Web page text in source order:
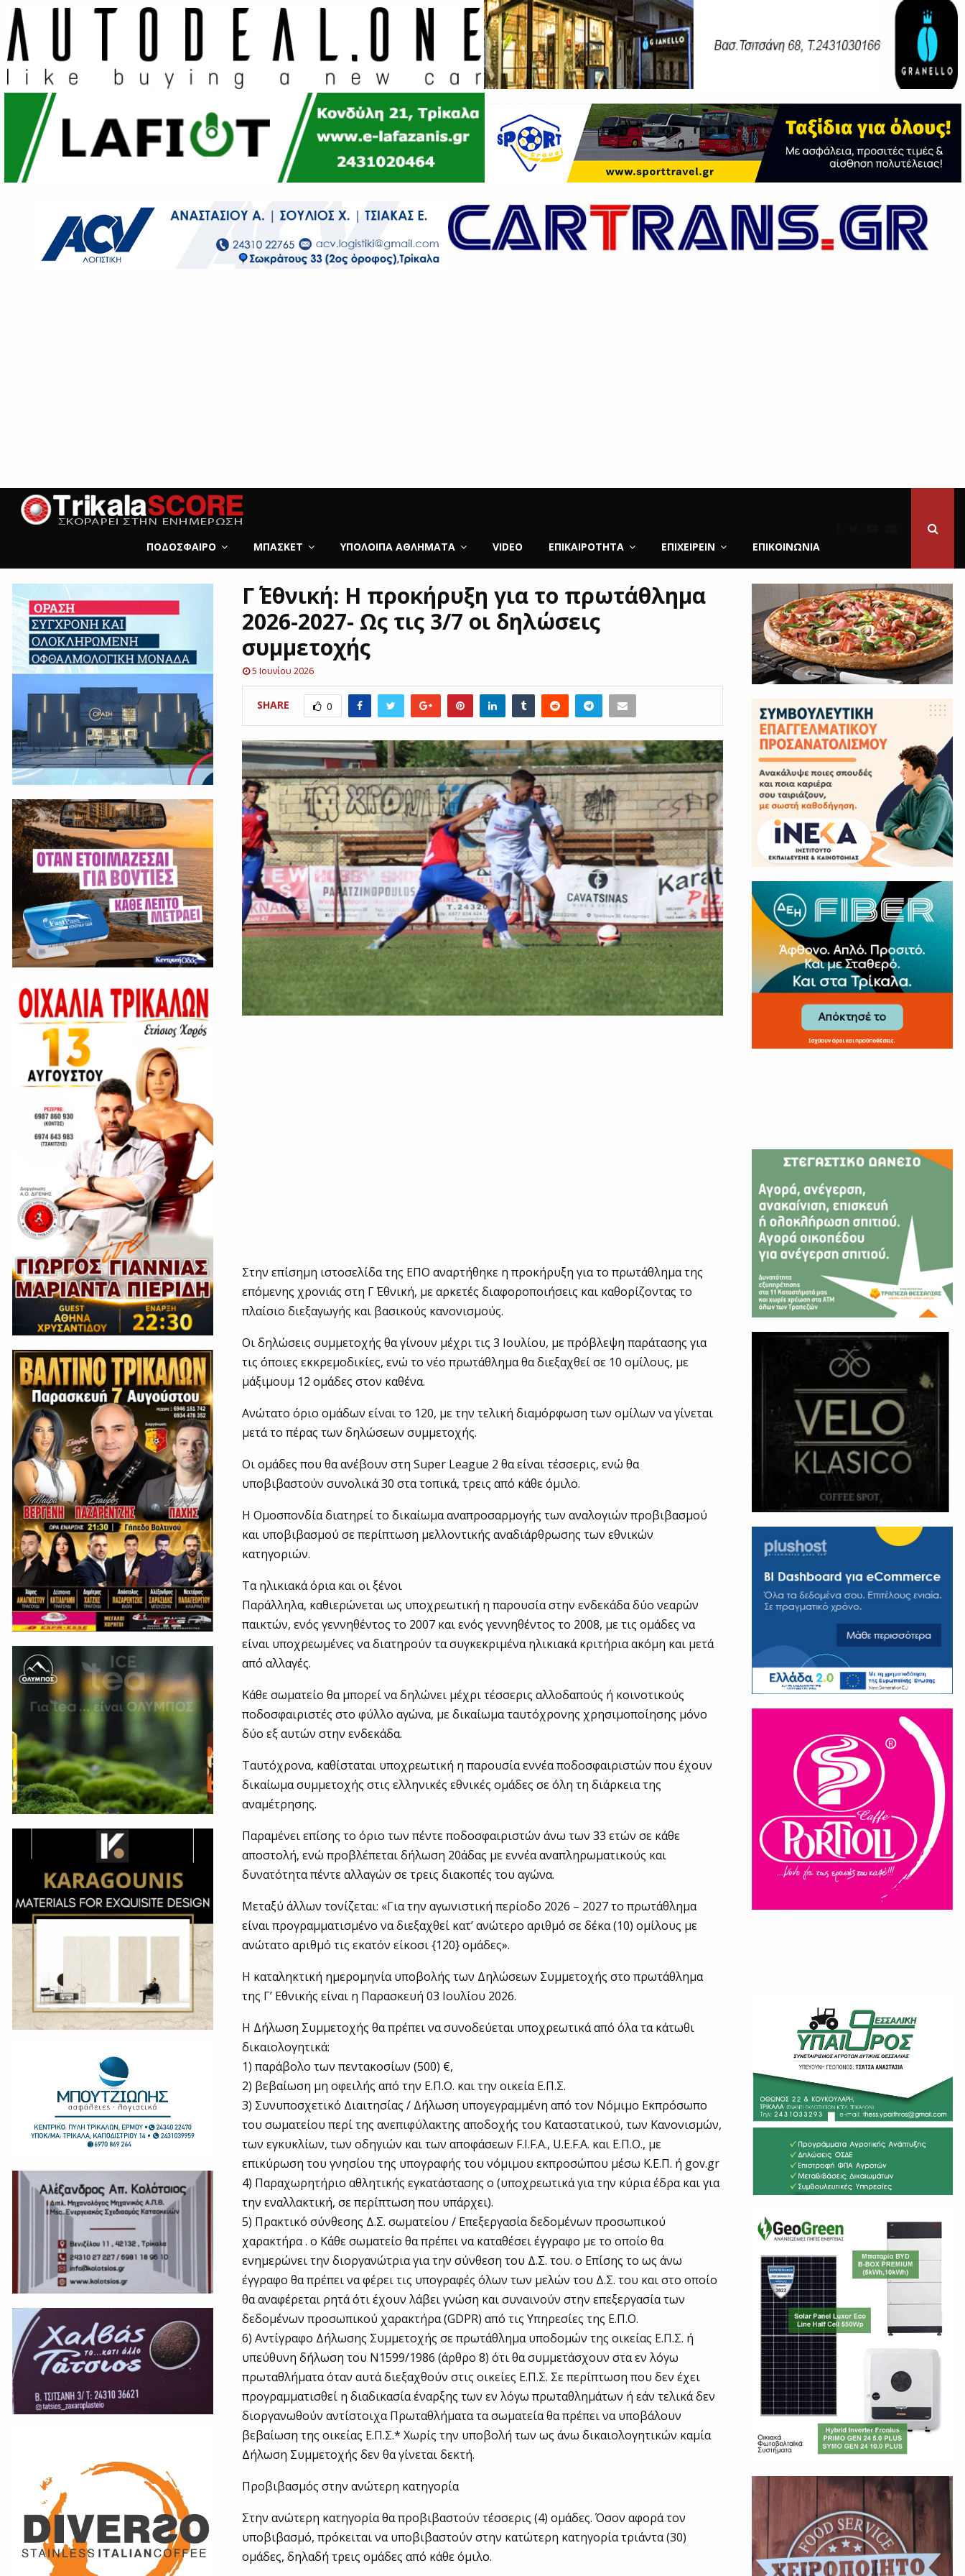
ΠΟΔΌΣΦΑΙΡΟ ΜΠΆΣΚΕΤ ΥΠΌΛΟΙΠΑ ΑΘΛΉΜΑΤΑ VIDEO ΕΠΙΚΑΙΡΌΤΗΤΑ ΕΠΙΧΕΙΡΕΙΝ ΕΠΙΚΟΙΝΩΝΊΑ
Γ΄ Εθνική: Η προκήρυξη για το πρωτάθλημα
2026-2027- Ως τις 3/7 οι δηλώσεις
συμμετοχής
5 Ιουνίου 2026
SHARE 0
Στην επίσημη ιστοσελίδα της ΕΠΟ αναρτήθηκε η προκήρυξη για το πρωτάθλημα της
επόμενης χρονιάς στη Γ΄ Εθνική, με αρκετές διαφοροποιήσεις και καθορίζοντας το
πλαίσιο διεξαγωγής και βασικούς κανονισμούς.
Οι δηλώσεις συμμετοχής θα γίνουν μέχρι τις 3 Ιουλίου, με πρόβλεψη παράτασης για
τις όποιες εκκρεμοδικίες, ενώ το νέο πρωτάθλημα θα διεξαχθεί σε 10 ομίλους, με
μάξιμουμ 12 ομάδες στον καθένα.
Ανώτατο όριο ομάδων είναι το 120, με την τελική διαμόρφωση των ομίλων να γίνεται
μετά το πέρας των δηλώσεων συμμετοχής.
Οι ομάδες που θα ανέβουν στη Super League 2 θα είναι τέσσερις, ενώ θα
υποβιβαστούν συνολικά 30 στα τοπικά, τρεις από κάθε όμιλο.
Η Ομοσπονδία διατηρεί το δικαίωμα αναπροσαρμογής των αναλογιών προβιβασμού
και υποβιβασμού σε περίπτωση μελλοντικής αναδιάρθρωσης των εθνικών
κατηγοριών.
Τα ηλικιακά όρια και οι ξένοι
Παράλληλα, καθιερώνεται ως υποχρεωτική η παρουσία στην ενδεκάδα δύο νεαρών
παικτών, ενός γεννηθέντος το 2007 και ενός γεννηθέντος το 2008, με τις ομάδες να
είναι υποχρεωμένες να διατηρούν τα συγκεκριμένα ηλικιακά κριτήρια ακόμη και μετά
από αλλαγές.
Κάθε σωματείο θα μπορεί να δηλώνει μέχρι τέσσερις αλλοδαπούς ή κοινοτικούς
ποδοσφαιριστές στο φύλλο αγώνα, με δικαίωμα ταυτόχρονης χρησιμοποίησης μόνο
δύο εξ αυτών στην ενδεκάδα.
Ταυτόχρονα, καθίσταται υποχρεωτική η παρουσία εννέα ποδοσφαιριστών που έχουν
δικαίωμα συμμετοχής στις ελληνικές εθνικές ομάδες σε όλη τη διάρκεια της
αναμέτρησης.
Παραμένει επίσης το όριο των πέντε ποδοσφαιριστών άνω των 33 ετών σε κάθε
αποστολή, ενώ προβλέπεται δήλωση 20άδας με εννέα αναπληρωματικούς και
δυνατότητα πέντε αλλαγών σε τρεις διακοπές του αγώνα.
Μεταξύ άλλων τονίζεται: «Για την αγωνιστική περίοδο 2026 – 2027 το πρωτάθλημα
είναι προγραμματισμένο να διεξαχθεί κατ’ ανώτερο αριθμό σε δέκα (10) ομίλους με
ανώτατο αριθμό τις εκατόν είκοσι {120} ομάδες».
H καταληκτική ημερομηνία υποβολής των Δηλώσεων Συμμετοχής στο πρωτάθλημα
της Γ’ Εθνικής είναι η Παρασκευή 03 Iουλίου 2026.
Η Δήλωση Συμμετοχής θα πρέπει να συνοδεύεται υποχρεωτικά από όλα τα κάτωθι
δικαιολογητικά:
1) παράβολο των πεντακοσίων (500) €,
2) βεβαίωση μη οφειλής από την Ε.Π.Ο. και την οικεία Ε.Π.Σ.
3) Συνυποσχετικό Διαιτησίας / Δήλωση υπογεγραμμένη από τον Νόμιμο Εκπρόσωπο
του σωματείου περί της ανεπιφύλακτης αποδοχής του Καταστατικού, των Κανονισμών,
των εγκυκλίων, των οδηγιών και των αποφάσεων F.I.F.A., U.E.F.A. και Ε.Π.Ο., με
επικύρωση του γνησίου της υπογραφής του νόμιμου εκπροσώπου μέσω Κ.Ε.Π. ή gov.gr
4) Παραχωρητήριο αθλητικής εγκατάστασης o (υποχρεωτικά για την κύρια έδρα και για
την εναλλακτική, σε περίπτωση που υπάρχει).
5) Πρακτικό σύνθεσης Δ.Σ. σωματείου / Επεξεργασία δεδομένων προσωπικού
χαρακτήρα . o Κάθε σωματείο θα πρέπει να καταθέσει έγγραφο με το οποίο θα
ενημερώνει την διοργανώτρια για την σύνθεση του Δ.Σ. του. o Επίσης το ως άνω
έγγραφο θα πρέπει να φέρει τις υπογραφές όλων των μελών του Δ.Σ. του και στο οποίο
θα αναφέρεται ρητά ότι έχουν λάβει γνώση και συναινούν στην επεξεργασία των
δεδομένων προσωπικού χαρακτήρα (GDPR) από τις Υπηρεσίες της Ε.Π.Ο.
6) Αντίγραφο Δήλωσης Συμμετοχής σε πρωτάθλημα υποδομών της οικείας Ε.Π.Σ. ή
υπεύθυνη δήλωση του Ν1599/1986 (άρθρο 8) ότι θα συμμετάσχουν στα εν λόγω
πρωταθλήματα όταν αυτά διεξαχθούν στις οικείες Ε.Π.Σ. Σε περίπτωση που δεν έχει
προγραμματισθεί η διαδικασία έναρξης των εν λόγω πρωταθλημάτων ή εάν τελικά δεν
διοργανωθούν αντίστοιχα Πρωταθλήματα τα σωματεία θα πρέπει να υποβάλουν
βεβαίωση της οικείας Ε.Π.Σ.* Χωρίς την υποβολή των ως άνω δικαιολογητικών καμία
Δήλωση Συμμετοχής δεν θα γίνεται δεκτή.
Προβιβασμός στην ανώτερη κατηγορία
Στην ανώτερη κατηγορία θα προβιβαστούν τέσσερις (4) ομάδες. Όσον αφορά τον
υποβιβασμό, πρόκειται να υποβιβαστούν στην κατώτερη κατηγορία τριάντα (30)
ομάδες, δηλαδή τρεις ομάδες από κάθε όμιλο.